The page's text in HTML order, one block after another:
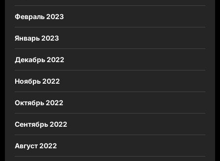
Февраль 2023
Январь 2023
Декабрь 2022
Ноябрь 2022
Октябрь 2022
Сентябрь 2022
Август 2022